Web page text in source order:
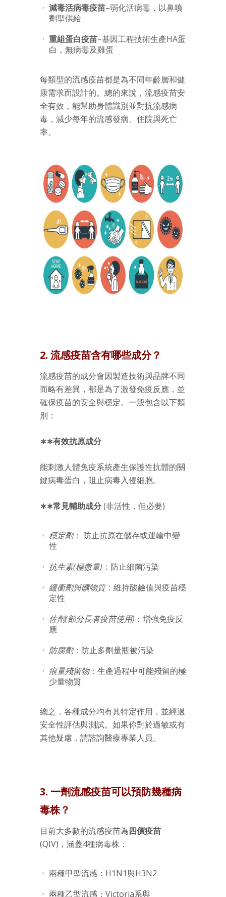
減毒活病毒疫苗–弱化活病毒，以鼻噴
劑型供給
重組蛋白疫苗–基因工程技術生產HA蛋
白，無病毒及雞蛋
每類型的流感疫苗都是為不同年齡層和健
康需求而設計的。總的來說，流感疫苗安
全有效，能幫助身體識別並對抗流感病
毒，減少每年的流感發病、住院與死亡
率。
2. 流感疫苗含有哪些成分？
流感疫苗的成分會因製造技術與品牌不同
而略有差異，都是為了激發免疫反應，並
確保疫苗的安全與穩定。一般包含以下類
別：
∗∗有效抗原成分
能刺激人體免疫系統產生保護性抗體的關
鍵病毒蛋白，阻止病毒入侵細胞。
∗∗常見輔助成分(非活性，但必要)
穩定劑： 防止抗原在儲存或運輸中變
性
抗生素(極微量) ：防止細菌污染
緩衝劑與礦物質：維持酸鹼值與疫苗穩
定性
佐劑(部分長者疫苗使用) ：增強免疫反
應
防腐劑：防止多劑量瓶被污染
痕量殘留物：生產過程中可能殘留的極
少量物質
總之，各種成分均有其特定作用，並經過
安全性評估與測試。如果你對於過敏或有
其他疑慮，請諮詢醫療專業人員。
3. 一劑流感疫苗可以預防幾種病
毒株？
目前大多數的流感疫苗為四價疫苗
(QIV)，涵蓋4種病毒株：
兩種甲型流感：H1N1與H3N2
兩種乙型流感：Victoria系與